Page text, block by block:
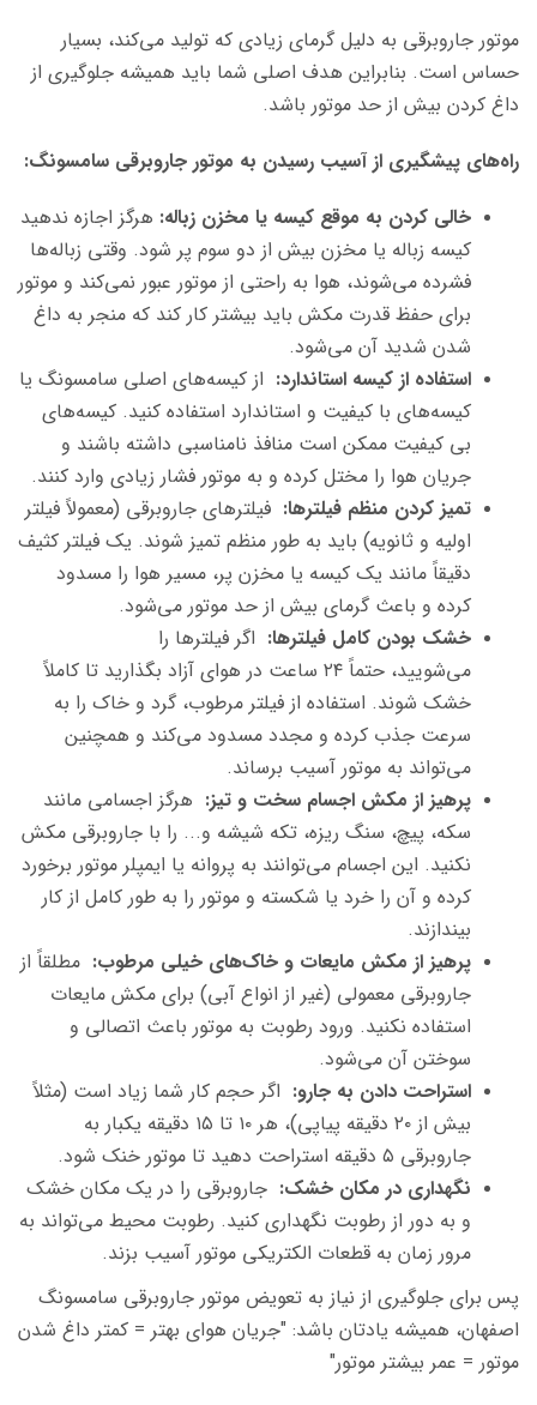
موتور جاروبرقی به دلیل گرمای زیادی که تولید می‌کند، بسیار
حساس است. بنابراین هدف اصلی شما باید همیشه جلوگیری از
داغ کردن بیش از حد موتور باشد.
راه‌های پیشگیری از آسیب رسیدن به موتور جاروبرقی سامسونگ:
خالی کردن به موقع کیسه یا مخزن زباله: هرگز اجازه ندهید
کیسه زباله یا مخزن بیش از دو سوم پر شود. وقتی زباله‌ها
فشرده می‌شوند، هوا به راحتی از موتور عبور نمی‌کند و موتور
برای حفظ قدرت مکش باید بیشتر کار کند که منجر به داغ
شدن شدید آن می‌شود.
استفاده از کیسه استاندارد: از کیسه‌های اصلی سامسونگ یا
کیسه‌های با کیفیت و استاندارد استفاده کنید. کیسه‌های
بی‌ کیفیت ممکن است منافذ نامناسبی داشته باشند و
جریان هوا را مختل کرده و به موتور فشار زیادی وارد کنند.
تمیز کردن منظم فیلترها: فیلترهای جاروبرقی (معمولاً فیلتر
اولیه و ثانویه) باید به طور منظم تمیز شوند. یک فیلتر کثیف
دقیقاً مانند یک کیسه یا مخزن پر، مسیر هوا را مسدود
کرده و باعث گرمای بیش از حد موتور می‌شود.
خشک بودن کامل فیلترها: اگر فیلترها را
می‌شویید، حتماً ۲۴ ساعت در هوای آزاد بگذارید تا کاملاً
خشک شوند. استفاده از فیلتر مرطوب، گرد و خاک را به
سرعت جذب کرده و مجدد مسدود می‌کند و همچنین
می‌تواند به موتور آسیب برساند.
پرهیز از مکش اجسام سخت و تیز: هرگز اجسامی مانند
سکه، پیچ، سنگ ریزه، تکه شیشه و... را با جاروبرقی مکش
نکنید. این اجسام می‌توانند به پروانه یا ایمپلر موتور برخورد
کرده و آن را خرد یا شکسته و موتور را به طور کامل از کار
بیندازند.
پرهیز از مکش مایعات و خاک‌های خیلی مرطوب: مطلقاً از
جاروبرقی معمولی (غیر از انواع آبی) برای مکش مایعات
استفاده نکنید. ورود رطوبت به موتور باعث اتصالی و
سوختن آن می‌شود.
استراحت دادن به جارو: اگر حجم کار شما زیاد است (مثلاً
بیش از ۲۰ دقیقه پیاپی)، هر ۱۰ تا ۱۵ دقیقه یکبار به
جاروبرقی ۵ دقیقه استراحت دهید تا موتور خنک شود.
نگهداری در مکان خشک: جاروبرقی را در یک مکان خشک
و به دور از رطوبت نگهداری کنید. رطوبت محیط می‌تواند به
مرور زمان به قطعات الکتریکی موتور آسیب بزند.
پس برای جلوگیری از نیاز به تعویض موتور جاروبرقی سامسونگ
اصفهان، همیشه یادتان باشد: "جریان هوای بهتر = کمتر داغ شدن
موتور = عمر بیشتر موتور"